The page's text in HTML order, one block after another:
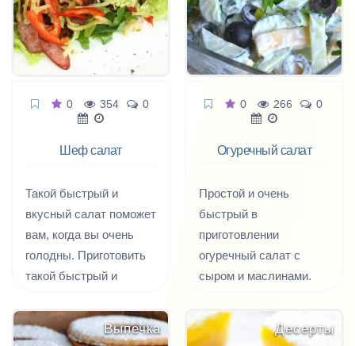
баклажанов, придают
им выразительный и
острый вкус.
0 354 0
Шеф салат
Такой быстрый и
вкусный салат поможет
вам, когда вы очень
голодны. Приготовить
такой быстрый и
сможете непременно в
домашних условиях.
0 266 0
Огуречный салат
Простой и очень
быстрый в
приготовлении
огуречный салат с
сыром и маслинами.
можно заправить
сметаной или
Выпечка Десерты